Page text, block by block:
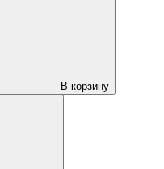
В корзину